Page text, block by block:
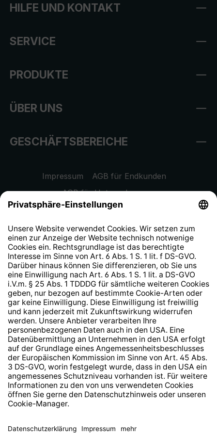
HILFE UND KONTAKT
SERVICE
PRODUKTE
ÜBER UNS
GESCHÄFTSBEREICHE
Impressum
AGB für Endkunden
AGB für Unternehmen
Datenschutzhinweis
Widerrufsrecht
Hinweisgeberschutzsystem
Barrierefreiheit
* Alle Preise inkl. gesetzl. Mehrwertsteuer zzgl.
anders angegeben.